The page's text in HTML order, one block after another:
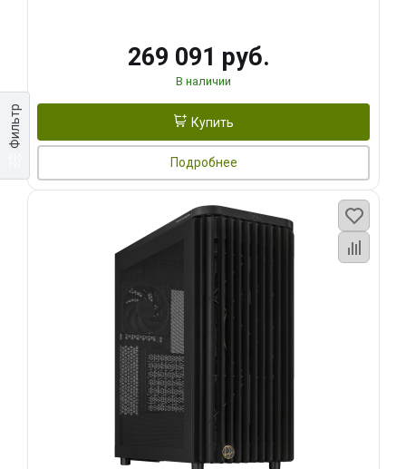
Фильтр
269 091 руб.
В наличии
Купить
Подробнее